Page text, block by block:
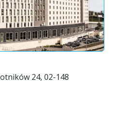
24, 02-148